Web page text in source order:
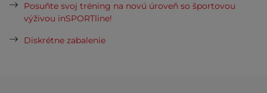
Posuňte svoj tréning na novú úroveň so športovou
výživou inSPORTline!
Diskrétne zabalenie